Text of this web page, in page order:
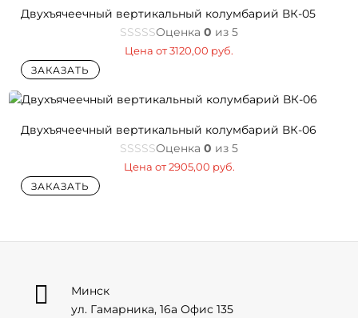
Двухъячеечный вертикальный колумбарий ВК-05
Оценка 0 из 5
Цена от3120,00 руб.
ЗАКАЗАТЬ
Двухъячеечный вертикальный колумбарий ВК-06
Оценка 0 из 5
Цена от2905,00 руб.
ЗАКАЗАТЬ

Минск
ул. Гамарника, 16а Офис 135